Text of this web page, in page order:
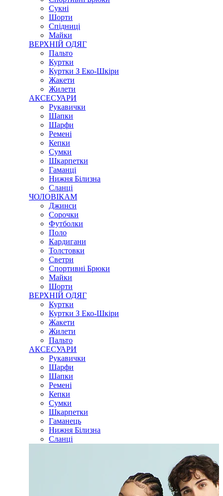
Сукні
Шорти
Спідниці
Майки
ВЕРХНІЙ ОДЯГ
Пальто
Куртки
Куртки З Еко-Шкіри
Жакети
Жилети
АКСЕСУАРИ
Рукавички
Шапки
Шарфи
Ремені
Кепки
Сумки
Шкарпетки
Гаманці
Нижня Білизна
Сланці
ЧОЛОВІКАМ
Джинси
Сорочки
Футболки
Поло
Кардигани
Толстовки
Светри
Спортивні Брюки
Майки
Шорти
ВЕРХНІЙ ОДЯГ
Куртки
Куртки З Еко-Шкіри
Жакети
Жилети
Пальто
АКСЕСУАРИ
Рукавички
Шарфи
Шапки
Ремені
Кепки
Сумки
Шкарпетки
Гаманець
Нижня Білизна
Сланці